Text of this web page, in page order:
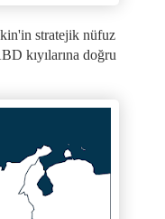
stratejik nüfuz
kıyılarına doğru